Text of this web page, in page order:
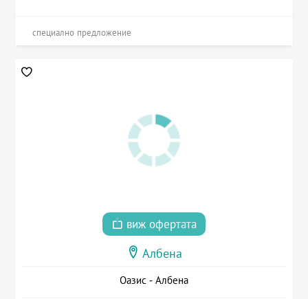
специално предложение
виж офертата
Албена
Оазис - Албена